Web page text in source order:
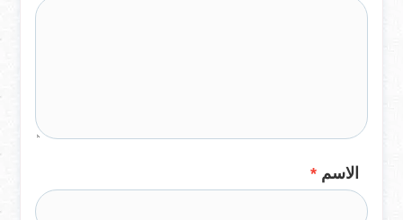
الاسم *